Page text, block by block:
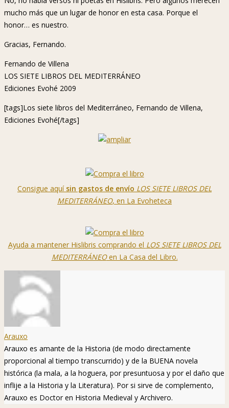
mucho más que un lugar de honor en esta casa. Porque el
honor… es nuestro.
Gracias, Fernando.
Fernando de Villena
LOS SIETE LIBROS DEL MEDITERRÁNEO
Ediciones Evohé 2009
[tags]Los siete libros del Mediterráneo, Fernando de Villena,
Ediciones Evohé[/tags]
Consigue aquí sin gastos de envío LOS SIETE LIBROS DEL
MEDITERRÁNEO, en La Evoheteca
Ayuda a mantener Hislibris comprando el LOS SIETE LIBROS DEL
MEDITERRÁNEOen La Casa del Libro.
Arauxo
Arauxo es amante de la Historia (de modo directamente
proporcional al tiempo transcurrido) y de la BUENA novela
histórica (la mala, a la hoguera, por presuntuosa y por el daño que
inflije a la Historia y la Literatura). Por si sirve de complemento,
Arauxo es Doctor en Historia Medieval y Archivero.